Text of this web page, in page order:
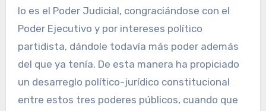
lo es el Poder Judicial, congraciándose con el
Poder Ejecutivo y por intereses político
partidista, dándole todavía más poder además
del que ya tenía. De esta manera ha propiciado
un desarreglo político-jurídico constitucional
entre estos tres poderes públicos, cuando que